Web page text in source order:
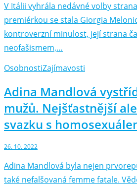
V Itálii vyhrála nedávné volby
premiérkou se stala Giorgia
kontroverzní minulost, její strana
neofašismem,…
OsobnostiZajímavosti
Adina Mandlová
mužů. Nejšťastnější
svazku s
26. 10. 2022
Adina Mandlová byla nejen
také nefalšovaná femme fatale.